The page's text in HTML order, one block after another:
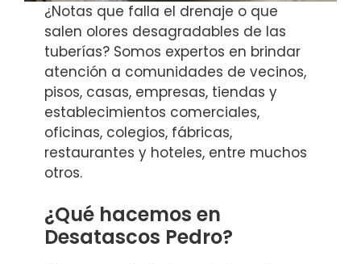
¿Notas que falla el drenaje o que
salen olores desagradables de las
tuberías? Somos expertos en brindar
atención a comunidades de vecinos,
pisos, casas, empresas, tiendas y
establecimientos comerciales,
oficinas, colegios, fábricas,
restaurantes y hoteles, entre muchos
otros.
¿Qué hacemos en
Desatascos Pedro?